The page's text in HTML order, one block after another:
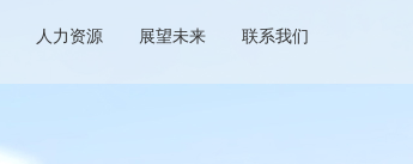
人力资源 展望未来 联系我们